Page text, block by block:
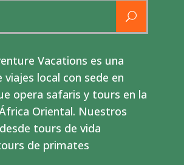
Vacations es una
viajes local con sede en
opera safaris y tours en la
Oriental. Nuestros
tours de vida
de primates